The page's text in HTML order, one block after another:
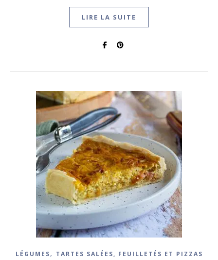
LIRE LA SUITE
LÉGUMES, TARTES SALÉES, FEUILLETÉS ET PIZZAS